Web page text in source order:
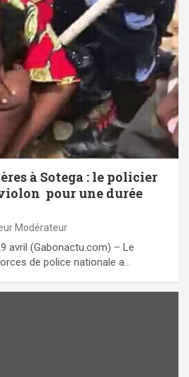
à Sotega : le policier
pour une durée
Modérateur
avril (Gabonactu.com) – Le
de police nationale a…